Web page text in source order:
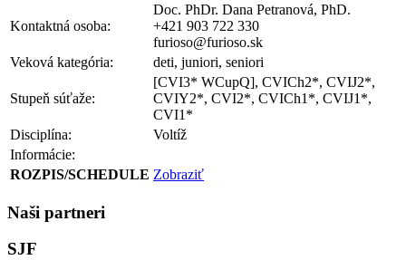
Kontaktná osoba:
Doc. PhDr. Dana Petranová, PhD.
+421 903 722 330
furioso@furioso.sk
Veková kategória:
deti, juniori, seniori
Stupeň súťaže:
[CVI3* WCupQ], CVICh2*, CVIJ2*,
CVIY2*, CVI2*, CVICh1*, CVIJ1*,
CVI1*
Disciplína:
Voltíž
Informácie:
ROZPIS/SCHEDULE Zobraziť
Naši partneri
SJF